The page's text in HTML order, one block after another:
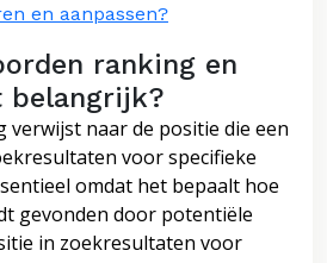
en aanpassen?
ranking en
belangrijk?
naar de positie die een
voor specifieke
omdat het bepaalt hoe
gevonden door potentiële
in zoekresultaten voor